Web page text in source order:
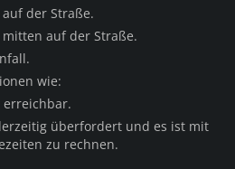
der Straße.
mitten auf der Straße.
wie:
überfordert und es ist mit
zu rechnen.